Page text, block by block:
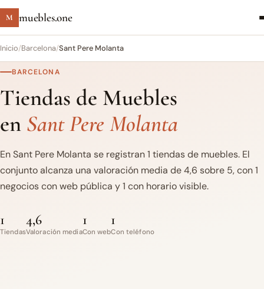
M muebles.one
Inicio/Barcelona/Sant Pere Molanta
BARCELONA
Tiendas de Muebles
en Sant Pere Molanta
En Sant Pere Molanta se registran 1 tiendas de muebles. El
conjunto alcanza una valoración media de 4,6 sobre 5, con 1
negocios con web pública y 1 con horario visible.
1
Tiendas
4,6
Valoración media
1
Con web
1
Con teléfono